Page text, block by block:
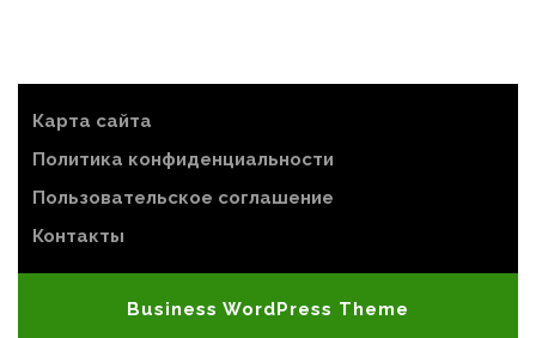
Карта сайта
Политика конфиденциальности
Пользовательское соглашение
Контакты
Business WordPress Theme